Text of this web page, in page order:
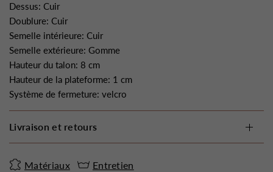
Dessus: Cuir
Doublure: Cuir
Semelle intérieure: Cuir
Semelle extérieure: Gomme
Hauteur du talon: 8 cm
Hauteur de la plateforme: 1 cm
Système de fermeture: velcro
Livraison et retours
Matériaux Entretien